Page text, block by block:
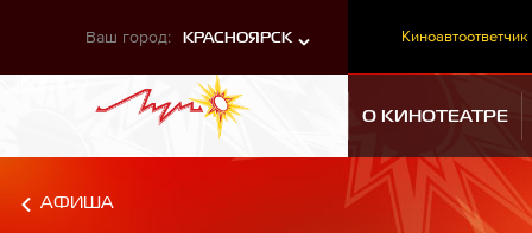
Ваш город: КРАСНОЯРСК Киноавтоответчик
О КИНОТЕАТРЕ
АФИША